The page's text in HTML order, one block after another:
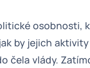
osobnosti,
by jejich
čela vlády.